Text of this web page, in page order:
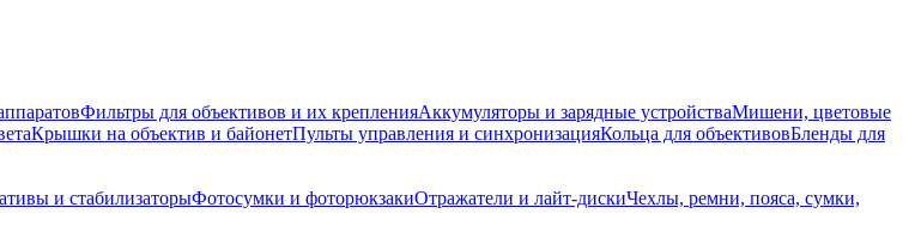
Фильтры для объективов и их крепленияАккумуляторы и зарядные устройстваМишени, цветовые
Крышки на объектив и байонетПульты управления и синхронизацияКольца для объективовБленды для
и стабилизаторыФотосумки и фоторюкзакиОтражатели и лайт-дискиЧехлы, ремни, пояса, сумки,